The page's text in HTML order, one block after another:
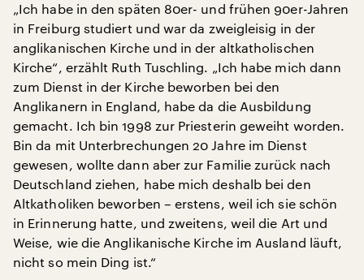
„Ich habe in den späten 80er- und frühen 90er-Jahren
in Freiburg studiert und war da zweigleisig in der
anglikanischen Kirche und in der altkatholischen
Kirche“, erzählt Ruth Tuschling. „Ich habe mich dann
zum Dienst in der Kirche beworben bei den
Anglikanern in England, habe da die Ausbildung
gemacht. Ich bin 1998 zur Priesterin geweiht worden.
Bin da mit Unterbrechungen 20 Jahre im Dienst
gewesen, wollte dann aber zur Familie zurück nach
Deutschland ziehen, habe mich deshalb bei den
Altkatholiken beworben – erstens, weil ich sie schön
in Erinnerung hatte, und zweitens, weil die Art und
Weise, wie die Anglikanische Kirche im Ausland läuft,
nicht so mein Ding ist.“